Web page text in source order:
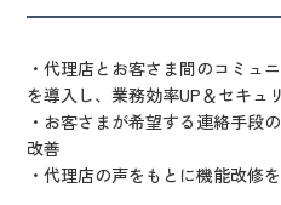
・代理店とお客さま間のコミュ
を導入し、業務効率UP＆セキュ
・お客さまが希望する連絡手段
改善
・代理店の声をもとに機能改修